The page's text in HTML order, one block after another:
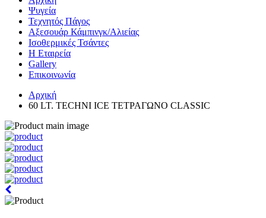
Ψυγεία
Τεχνητός Πάγος
Αξεσουάρ Κάμπινγκ/Αλιείας
Ισοθερμικές Τσάντες
Η Εταιρεία
Gallery
Επικοινωνία
Αρχική
60 LT. TECHNI ICE ΤΕΤΡΑΓΩΝΟ CLASSIC